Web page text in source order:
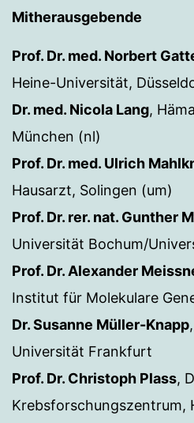
Mitherausgebende
Prof. Dr. med. Norbert
Heine-Universität,
Dr. med. Nicola Lang,
München (nl)
Prof. Dr. med. Ulrich
Hausarzt, Solingen (um)
Prof. Dr. rer. nat. Gunther
Universität Bochum/
Prof. Dr. Alexander
Institut für Molekulare
Dr. Susanne Müller-Knapp
Universität Frankfurt
Prof. Dr. Christoph Plass,
Krebsforschungszentrum,